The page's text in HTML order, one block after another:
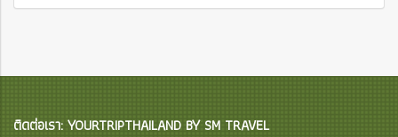
ติดต่อเรา: YOURTRIPTHAILAND BY SM TRAVEL